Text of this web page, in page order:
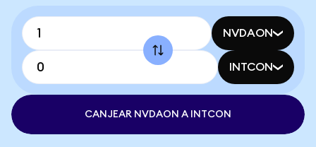
NVDAON
INTCON
CANJEAR NVDAON A INTCON